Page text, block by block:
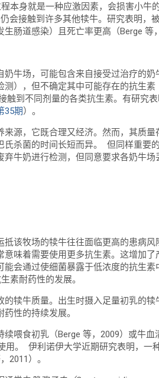
本身就是一种应激因素，会损害小牛
会接触到许多其他犊牛。研究表明，
肠道感染）且死亡率更高（Berge 等
牛场，可能包含来自接受过治疗的奶
），但不确定其中可能存在的抗生素
到不同剂量的各类抗生素。有研究表
35期）。
源，它既合理又经济。然而，其质量
氏杀菌的时间长短而异。 但同样重要
牛奶进行检测，但同意要求各奶牛场
抵该牧场的犊牛往往面临更高的患病
味着需要使用更多抗生素。这增加了
会通过使细菌暴露于低浓度的抗生素
素耐药性的发展。
犊牛质量。出生时摄入足量初乳的犊
性的持续发展。
喂食初乳（Berge 等，2009）或牛血
用。 伊利诺伊大学近期研究表明，一
2011）。